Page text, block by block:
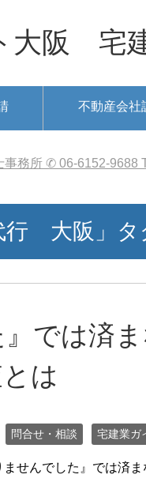
大阪 宅
不動産会社
務所 ✆ 06-6152-9688
行 大阪」タ
』では済
は
問合せ・相談 宅建業ガ
ませんでした』では済